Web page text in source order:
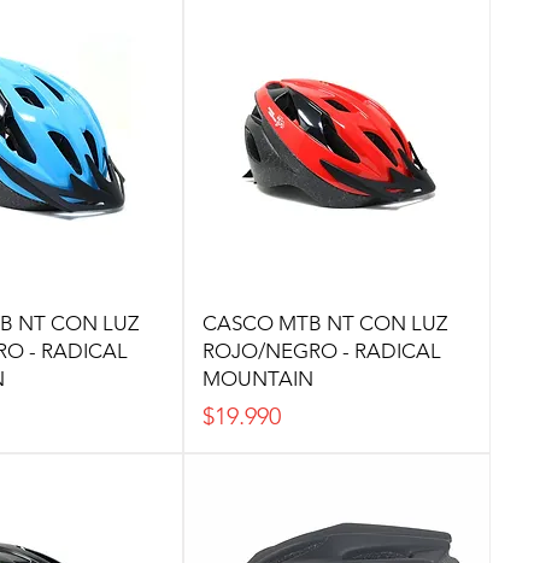
NT CON LUZ
- RADICAL
CASCO MTB NT CON LUZ
ROJO/NEGRO - RADICAL
MOUNTAIN
Precio
$19.990